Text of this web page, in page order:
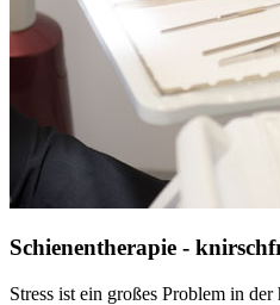
Schienentherapie -
Stress ist ein großes Problem in